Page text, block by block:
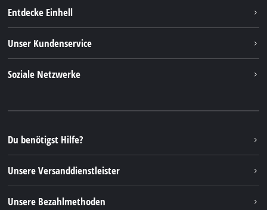
Entdecke Einhell
Nachhaltigkeit
Unser Kundenservice
FAQs
Rücksendungen / Widerruf
Verpackungsrichtlinien
Hinweise zur Batterieentsorgung
Soziale Netzwerke
Instagram
TikTok
Pinterest
Linkedin
Du benötigst Hilfe?
Unsere Versanddienstleister
Unsere Bezahlmethoden